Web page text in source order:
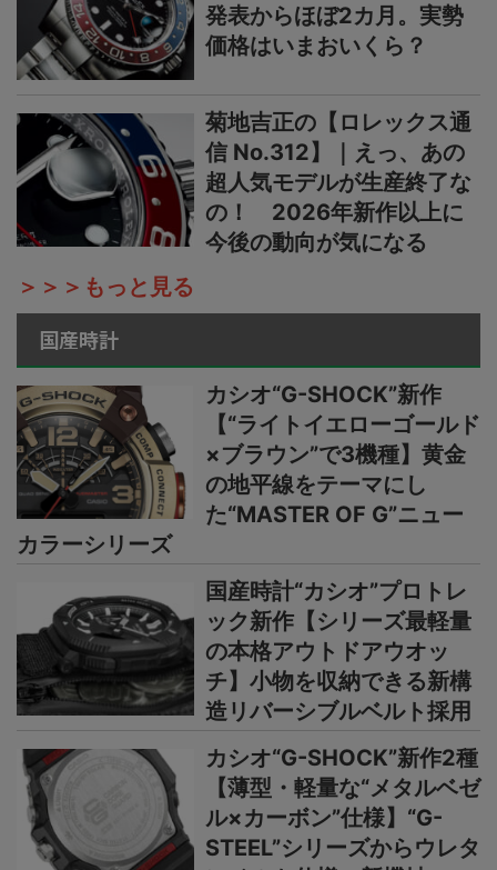
発表からほぼ2カ月。実勢
価格はいまおいくら？
菊地吉正の【ロレックス通
信 No.312】｜えっ、あの
超人気モデルが生産終了な
の！ 2026年新作以上に
今後の動向が気になる
＞＞＞もっと見る
国産時計
カシオ“G-SHOCK”新作
【“ライトイエローゴールド
×ブラウン”で3機種】黄金
の地平線をテーマにし
た“MASTER OF G”ニュー
カラーシリーズ
国産時計“カシオ”プロトレ
ック新作【シリーズ最軽量
の本格アウトドアウオッ
チ】小物を収納できる新構
造リバーシブルベルト採用
カシオ“G-SHOCK”新作2種
【薄型・軽量な“メタルベゼ
ル×カーボン”仕様】“G-
STEEL”シリーズからウレタ